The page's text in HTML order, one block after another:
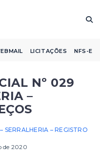
LICITAÇÕES NFS-E
Nº 029
–
– REGISTRO
de 2020